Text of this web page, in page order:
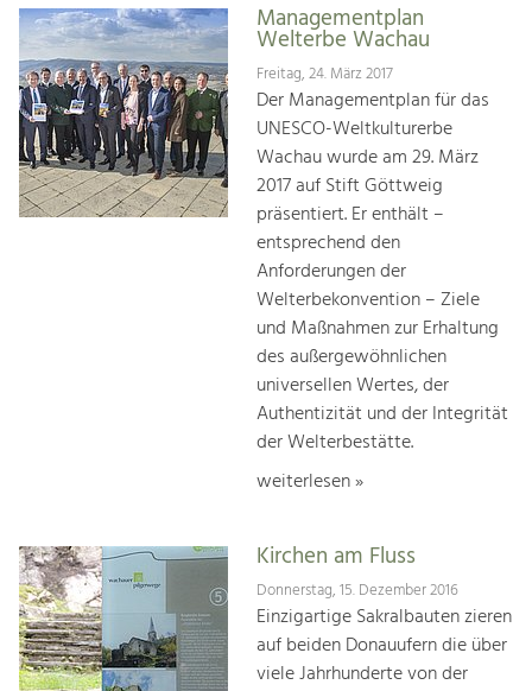
Managementplan
Welterbe Wachau
Freitag, 24. März 2017
Der Managementplan für das
UNESCO-Weltkulturerbe
Wachau wurde am 29. März
2017 auf Stift Göttweig
präsentiert. Er enthält –
entsprechend den
Anforderungen der
Welterbekonvention – Ziele
und Maßnahmen zur Erhaltung
des außergewöhnlichen
universellen Wertes, der
Authentizität und der Integrität
der Welterbestätte.
weiterlesen »
Kirchen am Fluss
Donnerstag, 15. Dezember 2016
Einzigartige Sakralbauten zieren
auf beiden Donauufern die über
viele Jahrhunderte von der